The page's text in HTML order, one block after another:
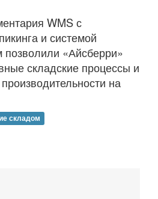
WMS с
и системой
позволили «Айсберри»
складские процессы и
на
складом